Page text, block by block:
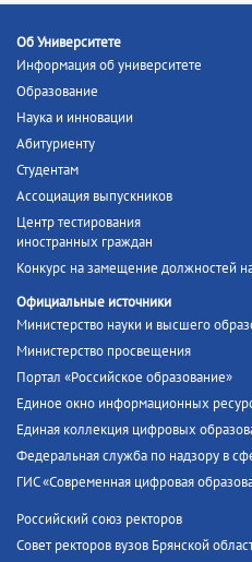
Об Университете
Информация об университете
Образование
Наука и инновации
Абитуриенту
Студентам
Ассоциация выпускников
Центр тестирования
иностранных граждан
Конкурс на замещение должностей
Официальные источники
Министерство науки и высшего
Министерство просвещения
Портал «Российское образование»
Единое окно информационных
Единая коллекция цифровых
Федеральная служба по надзору в
ГИС «Современная цифровая
Российский союз ректоров
Совет ректоров вузов Брянской